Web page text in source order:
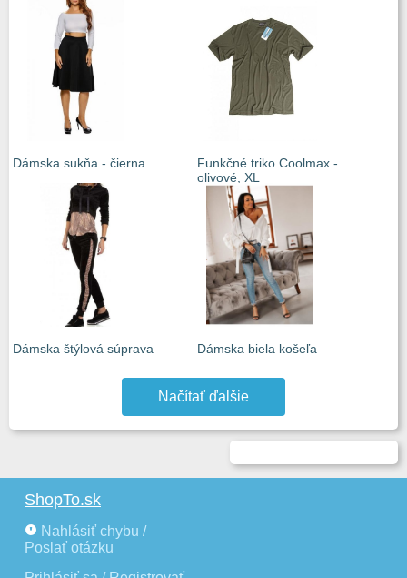
Dámska sukňa - čierna
Funkčné triko Coolmax -
olivové, XL
Dámska štýlová súprava Dámska biela košeľa
Načítať ďalšie
ShopTo.sk
Nahlásiť chybu /
Poslať otázku